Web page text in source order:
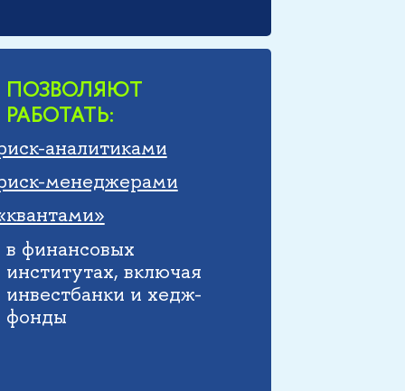
ПОЗВОЛЯЮТ
РАБОТАТЬ:
аналитиками
менеджерами
в финансовых
институтах, включая
инвестбанки и хедж-
фонды